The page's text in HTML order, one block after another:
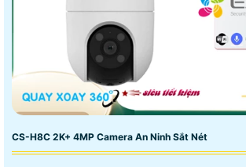
CS-H8C 2K+ 4MP Camera An Ninh Sắt Nét